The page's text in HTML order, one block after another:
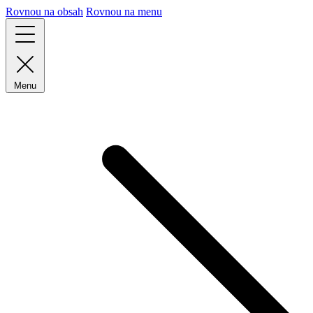
Rovnou na obsah Rovnou na menu
Menu